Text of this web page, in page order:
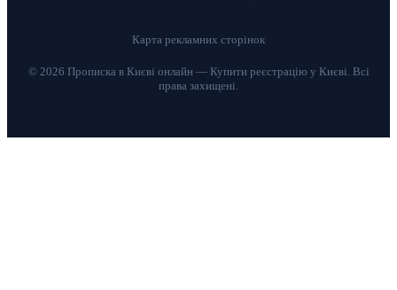
Карта рекламних сторінок
© 2026 Прописка в Києві онлайн — Купити реєстрацію у Києві. Всі
права захищені.